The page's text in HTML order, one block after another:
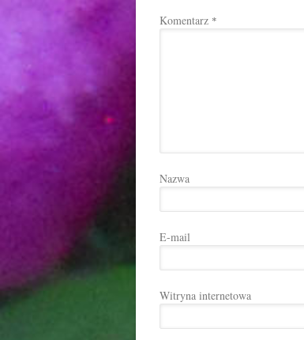
Komentarz *
Nazwa
E-mail
Witryna internetowa